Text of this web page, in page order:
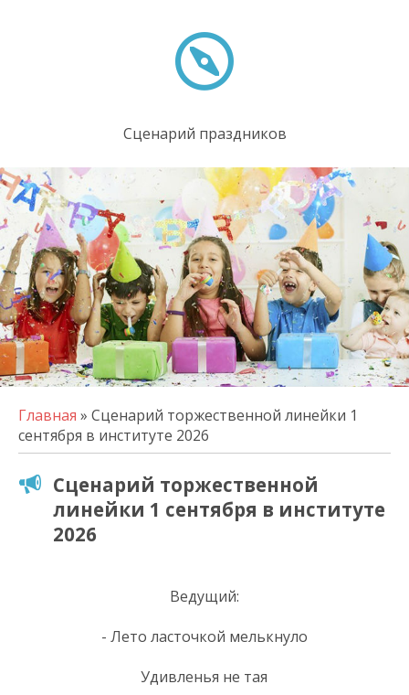
Сценарий праздников
Главная » Сценарий торжественной линейки 1
сентября в институте 2026
Сценарий торжественной
линейки 1 сентября в институте
2026
Ведущий:
- Лето ласточкой мелькнуло
Удивленья не тая